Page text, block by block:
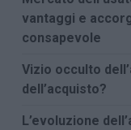
vantaggi e
consapevole
Vizio occulto
dell’acquisto?
L’evoluzione